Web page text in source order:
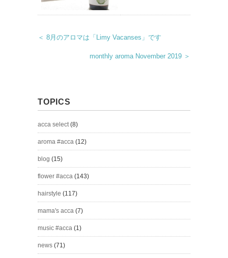
＜ 8月のアロマは「Limy Vacanses」です
monthly aroma November 2019 ＞
TOPICS
acca select(8)
aroma #acca (12)
blog (15)
flower #acca (143)
hairstyle (117)
mama's acca (7)
music #acca (1)
news (71)